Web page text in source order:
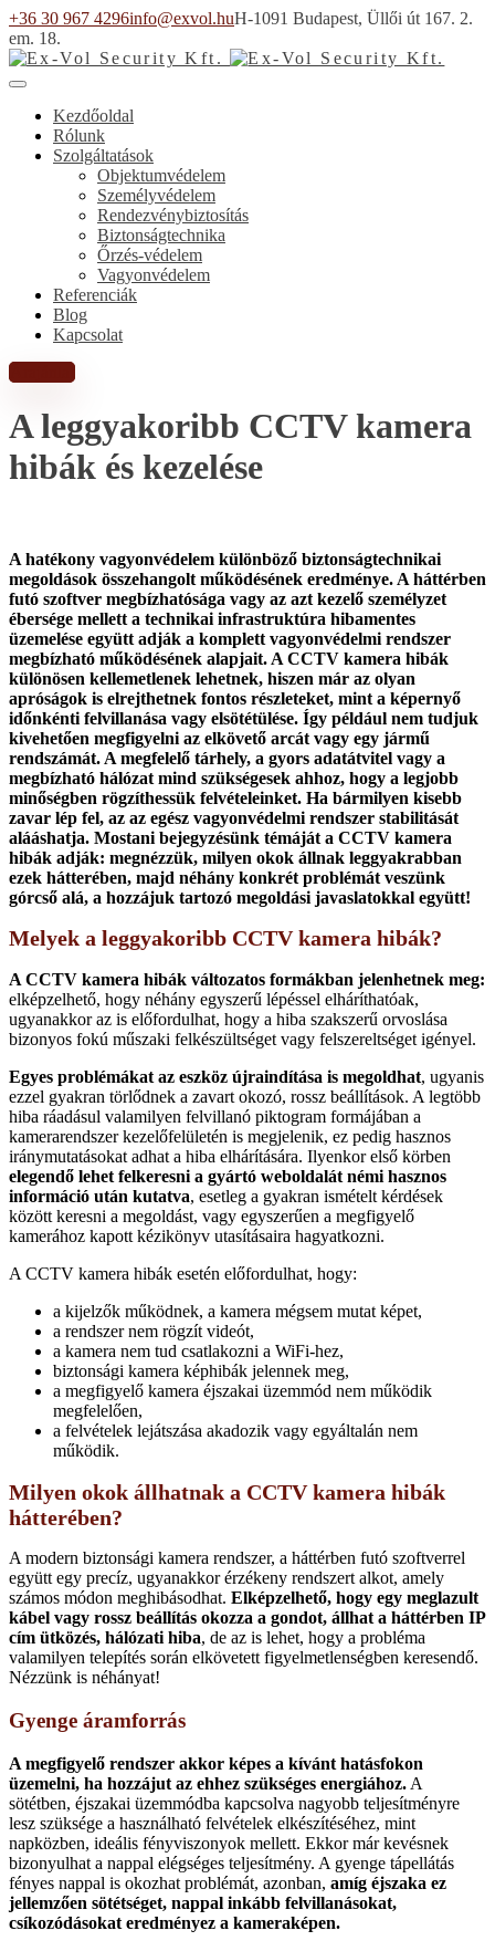
+36 30 967 4296info@exvol.huH-1091 Budapest, Üllői út 167. 2.
em. 18.
Kezdőoldal
Rólunk
Szolgáltatások
Objektumvédelem
Személyvédelem
Rendezvénybiztosítás
Biztonságtechnika
Őrzés-védelem
Vagyonvédelem
Referenciák
Blog
Kapcsolat
A leggyakoribb CCTV kamera
hibák és kezelése
A hatékony vagyonvédelem különböző biztonságtechnikai
megoldások összehangolt működésének eredménye. A háttérben
futó szoftver megbízhatósága vagy az azt kezelő személyzet
ébersége mellett a technikai infrastruktúra hibamentes
üzemelése együtt adják a komplett vagyonvédelmi rendszer
megbízható működésének alapjait. A CCTV kamera hibák
különösen kellemetlenek lehetnek, hiszen már az olyan
apróságok is elrejthetnek fontos részleteket, mint a képernyő
időnkénti felvillanása vagy elsötétülése. Így például nem tudjuk
kivehetően megfigyelni az elkövető arcát vagy egy jármű
rendszámát. A megfelelő tárhely, a gyors adatátvitel vagy a
megbízható hálózat mind szükségesek ahhoz, hogy a legjobb
minőségben rögzíthessük felvételeinket. Ha bármilyen kisebb
zavar lép fel, az az egész vagyonvédelmi rendszer stabilitását
alááshatja. Mostani bejegyzésünk témáját a CCTV kamera
hibák adják: megnézzük, milyen okok állnak leggyakrabban
ezek hátterében, majd néhány konkrét problémát veszünk
górcső alá, a hozzájuk tartozó megoldási javaslatokkal együtt!
Melyek a leggyakoribb CCTV kamera hibák?
A CCTV kamera hibák változatos formákban jelenhetnek meg:
elképzelhető, hogy néhány egyszerű lépéssel elháríthatóak,
ugyanakkor az is előfordulhat, hogy a hiba szakszerű orvoslása
bizonyos fokú műszaki felkészültséget vagy felszereltséget igényel.
Egyes problémákat az eszköz újraindítása is megoldhat, ugyanis
ezzel gyakran törlődnek a zavart okozó, rossz beállítások. A legtöbb
hiba ráadásul valamilyen felvillanó piktogram formájában a
kamerarendszer kezelőfelületén is megjelenik, ez pedig hasznos
iránymutatásokat adhat a hiba elhárítására. Ilyenkor első körben
elegendő lehet felkeresni a gyártó weboldalát némi hasznos
információ után kutatva, esetleg a gyakran ismételt kérdések
között keresni a megoldást, vagy egyszerűen a megfigyelő
kamerához kapott kézikönyv utasításaira hagyatkozni.
A CCTV kamera hibák esetén előfordulhat, hogy:
a kijelzők működnek, a kamera mégsem mutat képet,
a rendszer nem rögzít videót,
a kamera nem tud csatlakozni a WiFi-hez,
biztonsági kamera képhibák jelennek meg,
a megfigyelő kamera éjszakai üzemmód nem működik
megfelelően,
a felvételek lejátszása akadozik vagy egyáltalán nem
működik.
Milyen okok állhatnak a CCTV kamera hibák
hátterében?
A modern biztonsági kamera rendszer, a háttérben futó szoftverrel
együtt egy precíz, ugyanakkor érzékeny rendszert alkot, amely
számos módon meghibásodhat. Elképzelhető, hogy egy meglazult
kábel vagy rossz beállítás okozza a gondot, állhat a háttérben IP
cím ütközés, hálózati hiba, de az is lehet, hogy a probléma
valamilyen telepítés során elkövetett figyelmetlenségben keresendő.
Nézzünk is néhányat!
Gyenge áramforrás
A megfigyelő rendszer akkor képes a kívánt hatásfokon
üzemelni, ha hozzájut az ehhez szükséges energiához. A
sötétben, éjszakai üzemmódba kapcsolva nagyobb teljesítményre
lesz szüksége a használható felvételek elkészítéséhez, mint
napközben, ideális fényviszonyok mellett. Ekkor már kevésnek
bizonyulhat a nappal elégséges teljesítmény. A gyenge tápellátás
fényes nappal is okozhat problémát, azonban, amíg éjszaka ez
jellemzően sötétséget, nappal inkább felvillanásokat,
csíkozódásokat eredményez a kameraképen.